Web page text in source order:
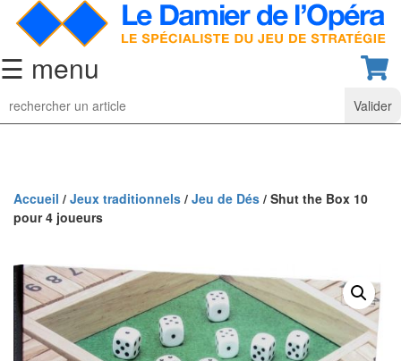
☰ menu
Jeu
d’Echecs
collection
classiques
Pièces
d’échecs
classiques
Accueil / Jeux traditionnels / Jeu de Dés / Shut the Box 10
pour 4 joueurs